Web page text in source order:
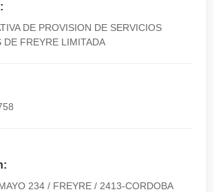
DE PROVISION DE SERVICIOS
DE FREYRE LIMITADA
234 / FREYRE / 2413-CORDOBA